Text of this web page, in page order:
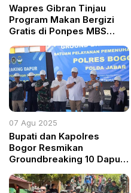
Wapres Gibran Tinjau
Program Makan Bergizi
Gratis di Ponpes MBS
Stunting
07 Agu 2025
Bupati dan Kapolres
Bogor Resmikan
Groundbreaking 10 Dapur
Unit pada 2026